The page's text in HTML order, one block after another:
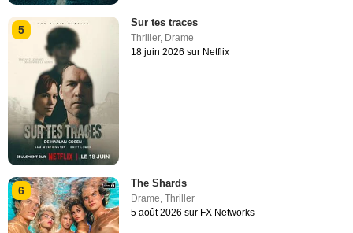
5
Sur tes traces
Thriller, Drame
18 juin 2026 sur Netflix
6
The Shards
Drame ,Thriller
5 août 2026 sur FX Networks